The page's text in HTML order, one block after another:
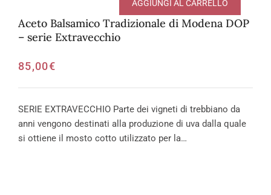
Aceto Balsamico Tradizionale di Modena DOP
– serie Extravecchio
85,00€
AGGIUNGI AL CARRELLO
SERIE EXTRAVECCHIO Parte dei vigneti di trebbiano da
anni vengono destinati alla produzione di uva dalla quale
si ottiene il mosto cotto utilizzato per la…